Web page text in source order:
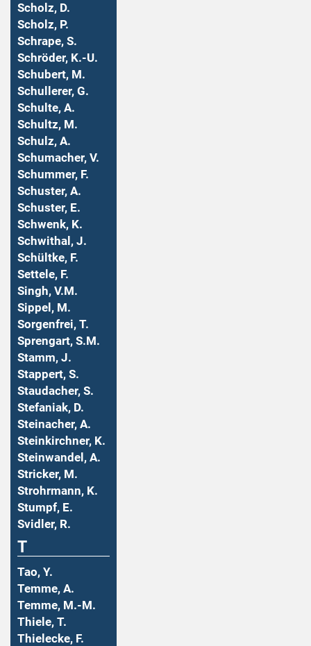
Scholz, D.
Scholz, P.
Schrape, S.
Schröder, K.-U.
Schubert, M.
Schullerer, G.
Schulte, A.
Schultz, M.
Schulz, A.
Schumacher, V.
Schummer, F.
Schuster, A.
Schuster, E.
Schwenk, K.
Schwithal, J.
Schültke, F.
Settele, F.
Singh, V.M.
Sippel, M.
Sorgenfrei, T.
Sprengart, S.M.
Stamm, J.
Stappert, S.
Staudacher, S.
Stefaniak, D.
Steinacher, A.
Steinkirchner, K.
Steinwandel, A.
Stricker, M.
Strohrmann, K.
Stumpf, E.
Svidler, R.
T
Tao, Y.
Temme, A.
Temme, M.-M.
Thiele, T.
Thielecke, F.